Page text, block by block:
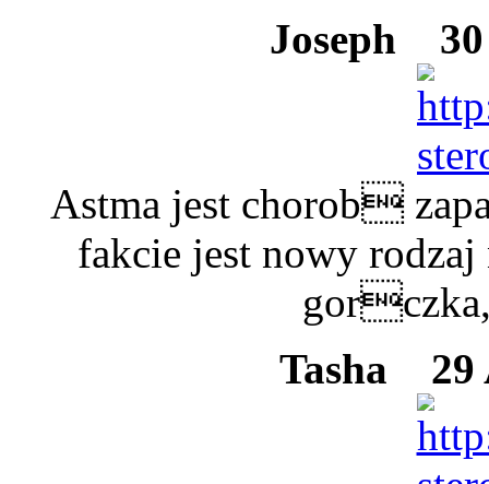
Joseph
30
Astma jest chorob
fakcie jest nowy
gorczka,
Tasha
29